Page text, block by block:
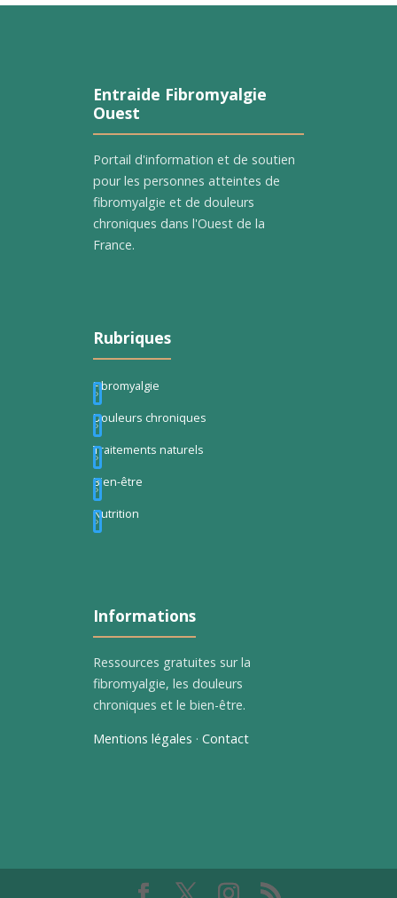
Entraide Fibromyalgie
Ouest
Portail d'information et de soutien
pour les personnes atteintes de
fibromyalgie et de douleurs
chroniques dans l'Ouest de la
France.
Rubriques
Fibromyalgie
Douleurs chroniques
Traitements naturels
Bien-être
Nutrition
Informations
Ressources gratuites sur la
fibromyalgie, les douleurs
chroniques et le bien-être.
Mentions légales · Contact